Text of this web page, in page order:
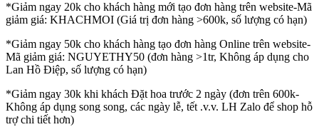
*Giảm ngay 20k cho khách hàng mới tạo đơn hàng trên website-Mã
giảm giá: KHACHMOI (Giá trị đơn hàng >600k, số lượng có hạn)
*Giảm ngay 50k cho khách hàng tạo đơn hàng Online trên website-
Mã giảm giá: NGUYETHY50 (đơn hàng >1tr, Không áp dụng cho
Lan Hồ Điệp, số lượng có hạn)
*Giảm ngay 30k khi khách Đặt hoa trước 2 ngày (đơn trên 600k-
Không áp dụng song song, các ngày lễ, tết .v.v. LH Zalo để shop hỗ
trợ chi tiết hơn)